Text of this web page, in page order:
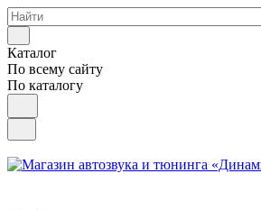
Каталог
По всему сайту
По каталогу